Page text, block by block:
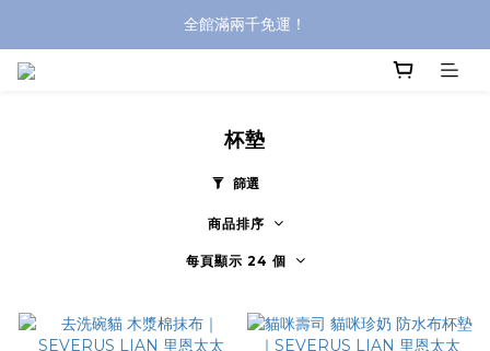
全館滿兩千免運！
全館滿兩千免運！
杯墊
篩選
商品排序
每頁顯示 24 個